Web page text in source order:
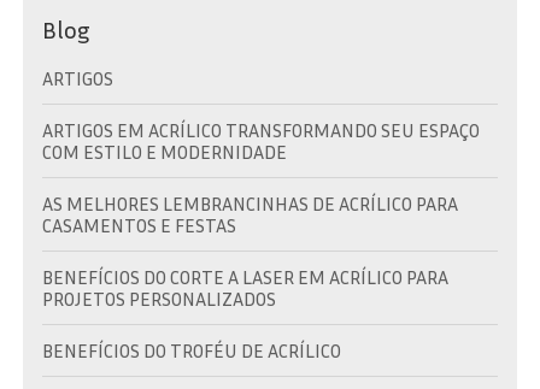
Blog
ARTIGOS
ARTIGOS EM ACRÍLICO TRANSFORMANDO SEU ESPAÇO
COM ESTILO E MODERNIDADE
AS MELHORES LEMBRANCINHAS DE ACRÍLICO PARA
CASAMENTOS E FESTAS
BENEFÍCIOS DO CORTE A LASER EM ACRÍLICO PARA
PROJETOS PERSONALIZADOS
BENEFÍCIOS DO TROFÉU DE ACRÍLICO